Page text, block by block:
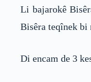
Li bajarokê
Bisêra teqînek
Di encam de 3